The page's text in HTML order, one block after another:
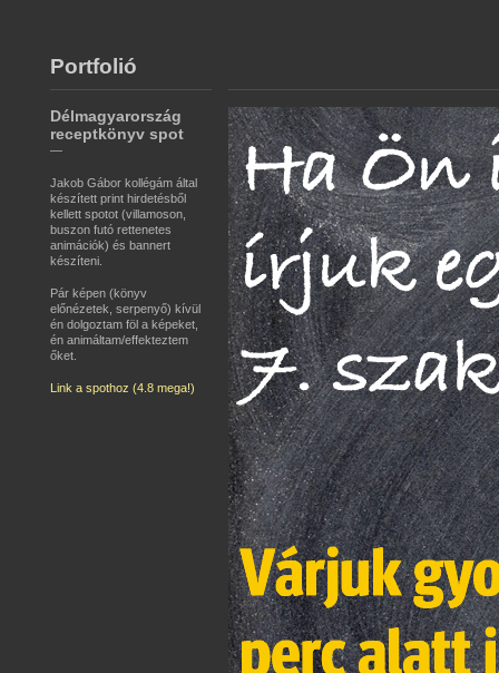
Portfolió
Délmagyarország
receptkönyv spot
—
Jakob Gábor kollégám által
készített print hirdetésből
kellett spotot (villamoson,
buszon futó rettenetes
animációk) és bannert
készíteni.
Pár képen (könyv
előnézetek, serpenyő) kívül
én dolgoztam föl a képeket,
én animáltam/effekteztem
őket.
Link a spothoz (4.8 mega!)